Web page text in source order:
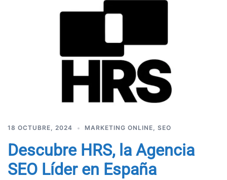
18 OCTUBRE, 2024 MARKETING ONLINE, SEO
Descubre HRS, la Agencia
SEO Líder en España